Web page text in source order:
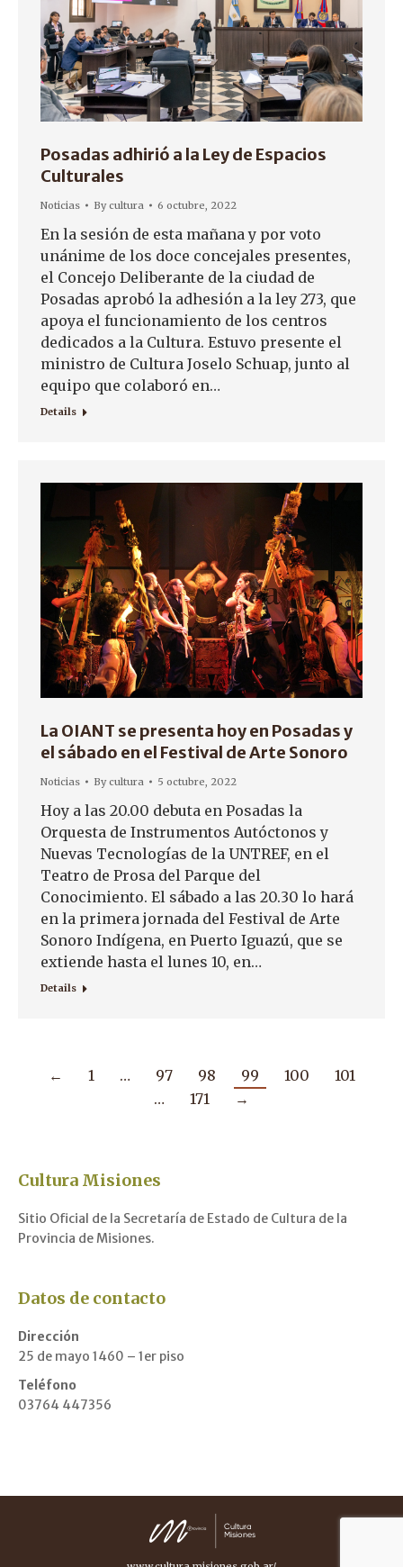
Posadas adhirió a la Ley de Espacios
Culturales
Noticias Bycultura 6 octubre, 2022
En la sesión de esta mañana y por voto
unánime de los doce concejales presentes,
el Concejo Deliberante de la ciudad de
Posadas aprobó la adhesión a la ley 273, que
apoya el funcionamiento de los centros
dedicados a la Cultura. Estuvo presente el
ministro de Cultura Joselo Schuap, junto al
equipo que colaboró en…
Details
La OIANT se presenta hoy en Posadas y
el sábado en el Festival de Arte Sonoro
Noticias Bycultura 5 octubre, 2022
Hoy a las 20.00 debuta en Posadas la
Orquesta de Instrumentos Autóctonos y
Nuevas Tecnologías de la UNTREF, en el
Teatro de Prosa del Parque del
Conocimiento. El sábado a las 20.30 lo hará
en la primera jornada del Festival de Arte
Sonoro Indígena, en Puerto Iguazú, que se
extiende hasta el lunes 10, en…
Details
← 1 … 97 98 99 100
101
…
171 →
Cultura Misiones
Sitio Oficial de la Secretaría de Estado de Cultura de la
Provincia de Misiones.
Datos de contacto
Dirección
25 de mayo 1460 – 1er piso
Teléfono
03764 447356